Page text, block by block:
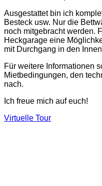
Ausgestattet bin ich
Besteck usw. Nur die
noch mitgebracht werden.
Heckgarage eine
mit Durchgang in den
Für weitere Informationen
Mietbedingungen, den
nach.
Ich freue mich auf euch!
Virtuelle Tour